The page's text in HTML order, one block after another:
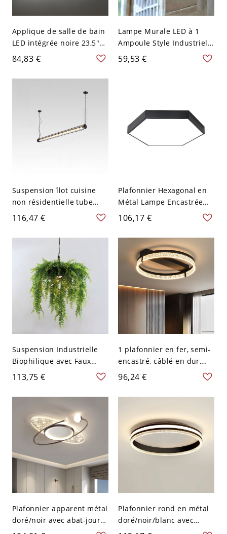
Applique de salle de bain
LED intégrée noire 23,5"
avec abat-jour, lampe
murale moderne à
lumière blanche, 110V-
84,83 €
Lampe Murale LED à 1
Ampoule Style Industriel
Applique Abat-Jour
Couvercle avec Bras Col
59,53 €
Suspension îlot cuisine
non résidentielle tube
rétro avec chaîne, noir,
110V-120V, lumière
chaude, 4,5"
116,47 €
Plafonnier Hexagonal en
Métal Lampe Encastrée
LED Style Cartoon pour
Chambre d'Enfant - 110 V-
120 V Noir 59,69 cm
Chaud
106,17 €
Suspension Industrielle
Biophilique avec Faux
Végétaux et Finition Noire
Mate - Style 1 110 V-120 V
113,75 €
1 plafonnier en fer, semi-
encastré, câblé en dur,
pour chambre principale -
Noir 110 V-120 V
Gradation à trois niveaux
96,24 €
Plafonnier apparent métal
doré/noir avec abat-jour
en acrylique - Noir 110 V-
Plafonnier rond en métal
doré/noir/blanc avec
abat-jour en acrylique -